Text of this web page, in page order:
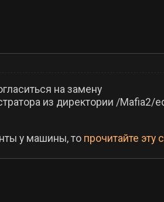
на замену
из директории /Mafia2/
у машины, то прочитайте эту